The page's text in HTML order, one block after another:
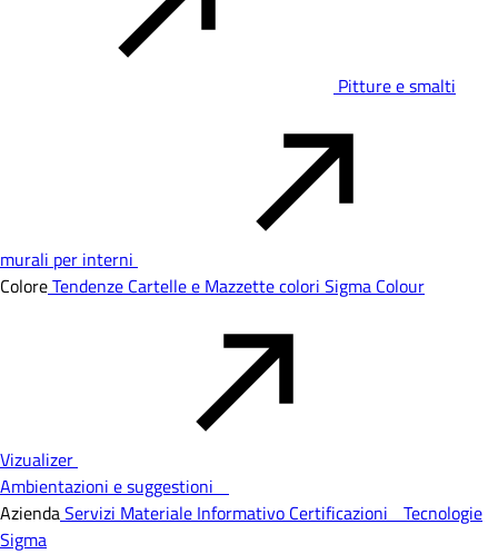
Pitture e smalti
murali per interni
ColoreTendenze Cartelle e Mazzette colori Sigma Colour
Vizualizer
Ambientazioni e suggestioni
AziendaServizi Materiale Informativo Certificazioni Tecnologie
Sigma